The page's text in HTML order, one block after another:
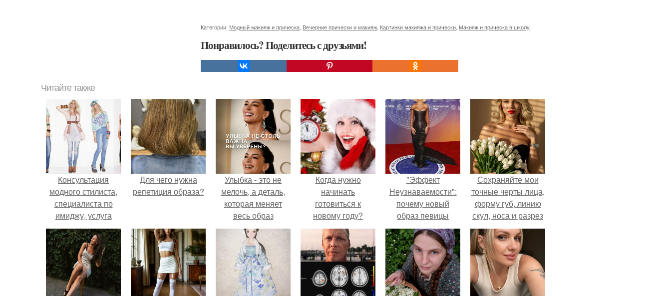
Категории: Модный макияж и прическа Вечерние прически и макияж Картинки макияжа и прически Макияж и прическа в школу
Понравилось? Поделитесь с друзьями!
Читайте также
Консультация
модного стилиста,
специалиста по
имиджу, услуга
шопинг
сопровождения.
Для чего нужна
репетиция образа?
Улыбка - это не
мелочь, а деталь,
которая меняет
весь образ
человека.
Когда нужно
начинать
готовиться к
новому году?
"Эффект
Неузнаваемости":
почему новый
образ певицы
вызвал споры о
гранях
возможного?
Сохраняйте мои
точные черты лица,
форму губ, линию
скул, носа и разрез
глаз.